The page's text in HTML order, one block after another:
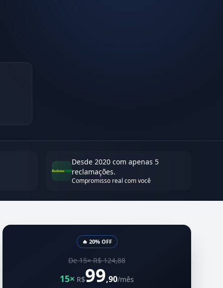
Desde 2020 com apenas 5
reclamações.
Compromisso real com você
🔥 20% OFF
De 15× R$ 124,88
15× R$99,90/mês